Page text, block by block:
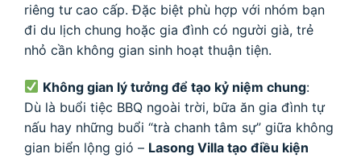
riêng tư cao cấp. Đặc biệt phù hợp với nhóm bạn
đi du lịch chung hoặc gia đình có người già, trẻ
nhỏ cần không gian sinh hoạt thuận tiện.
Không gian lý tưởng để tạo kỷ niệm chung:
Dù là buổi tiệc BBQ ngoài trời, bữa ăn gia đình tự
nấu hay những buổi “trà chanh tâm sự” giữa không
gian biển lộng gió – Lasong Villa tạo điều kiện